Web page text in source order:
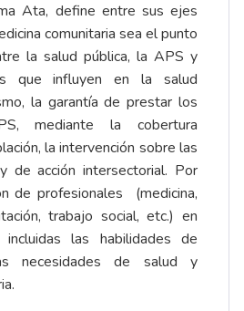
Ata, define entre sus ejes
comunitaria sea el punto
la salud pública, la APS y
que influyen en la salud
la garantía de prestar los
mediante la cobertura
la intervención sobre las
de acción intersectorial. Por
de profesionales (medicina,
trabajo social, etc.) en
incluidas las habilidades de
necesidades de salud y